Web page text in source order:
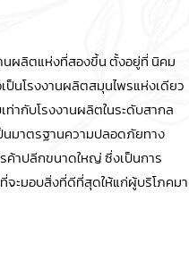
านผลิตแห่งที่สองขึ้น ตั้งอยู่ที่ นิคม
นโรงงานผลิตสมุนไพรแห่งเดียว
ท่ากับโรงงานผลิตในระดับสากล
นมาตรฐานความปลอดภัยทาง
ค้าปลีกขนาดใหญ่ ซึ่งเป็นการ
ะมอบสิ่งที่ดีที่สุดให้แก่ผู้บริโภคมา